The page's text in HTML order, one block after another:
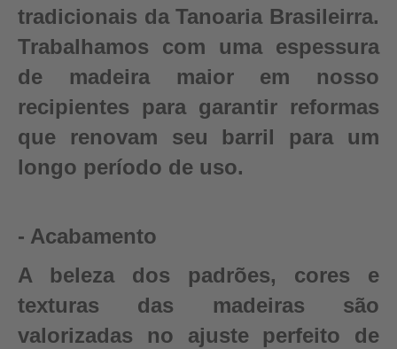
tradicionais da Tanoaria Brasileirra.
Trabalhamos com uma espessura
de madeira maior em nosso
recipientes para garantir reformas
que renovam seu barril para um
longo período de uso.
- Acabamento
A beleza dos padrões, cores e
texturas das madeiras são
valorizadas no ajuste perfeito de